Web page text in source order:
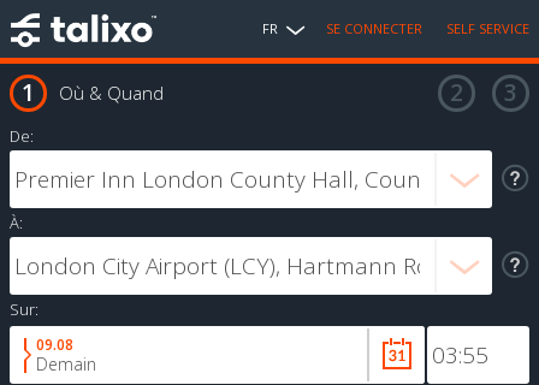
FR SE CONNECTER SELF SERVICE
Où & Quand
De:
À:
Sur:
09.08
Demain